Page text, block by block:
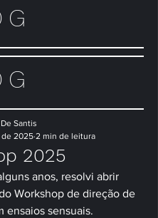
2025
Santis
de 2025 2 min de leitura
anos, resolvi abrir
Workshop de direção de
ensaios sensuais.